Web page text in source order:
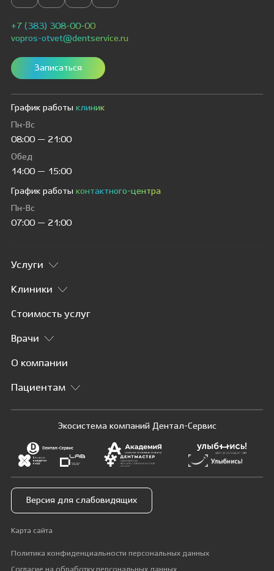
+7 (383) 308-00-00
vopros-otvet@dentservice.ru
Записаться
График работы клиник
Пн-Вс
08:00 — 21:00
Обед
14:00 — 15:00
График работы контактного-центра
Пн-Вс
07:00 — 21:00
Услуги
Клиники
Стоимость услуг
Врачи
О компании
Пациентам
Экосистема компаний Дентал-Сервис
Версия для слабовидящих
Карта сайта
Политика конфиденциальности персональных данных
Согласие на обработку персональных данных